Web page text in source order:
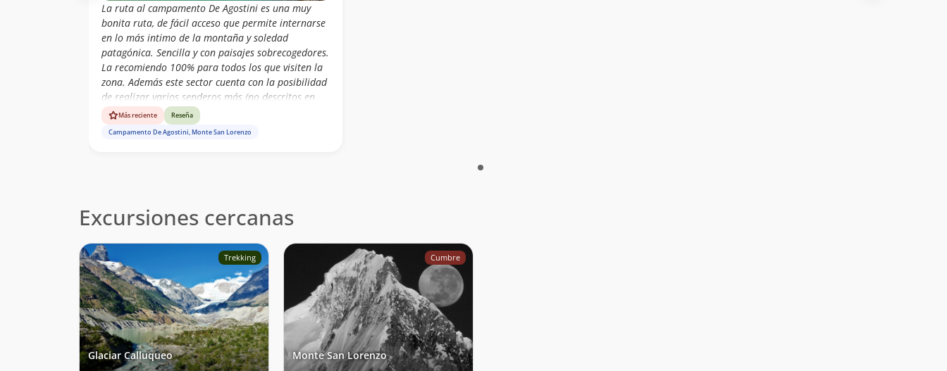
La ruta al campamento De Agostini es una muy
bonita ruta, de fácil acceso que permite internarse
en lo más intimo de la montaña y soledad
patagónica. Sencilla y con paisajes sobrecogedores.
La recomiendo 100% para todos los que visiten la
zona. Además este sector cuenta con la posibilidad
de realizar varios senderos más (no descritos en
esta ruta), pero posible para todos a quienes les
guste explorar.
Más reciente
Reseña
Campamento De Agostini, Monte San Lorenzo
Excursiones cercanas
Trekking
Glaciar Calluqueo
Cumbre
Monte San Lorenzo